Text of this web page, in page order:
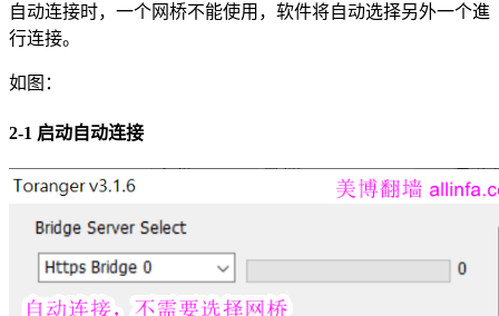
自动连接时，一个网桥不能使用，软件将自动选择另外一个進
行连接。
如图：
2-1 启动自动连接